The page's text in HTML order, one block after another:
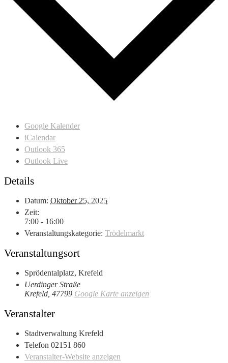
Google Kalender
iCalendar
Outlook 365
Outlook Live
Details
Datum: Oktober 25, 2025
Zeit:
7:00 - 16:00
Veranstaltungskategorie: Trödelmarkt
Veranstaltungsort
Sprödentalplatz, Krefeld
Uerdinger Straße
Krefeld 47799 Google Karte anzeigen
Veranstalter
Stadtverwaltung Krefeld
Telefon 02151 860
Veranstalter-Website anzeigen